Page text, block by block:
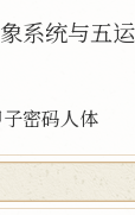
系统与五
密码人体